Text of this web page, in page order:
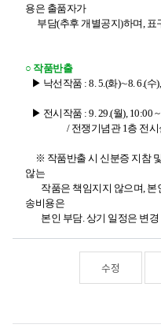
용은 출품자가
부담(추후 개별공지)하며, 표
○ 작품반출
▶ 낙선작품 : 8. 5.(화)∼8. 6.(수
▶ 전시작품 : 9. 29.(월), 10:00 ~
/ 전쟁기념관 1층 전시실
※ 작품반출 시 신분증 지참
않는
작품은 책임지지 않으며, 본
송비용은
본인 부담. 상기 일정은 변경
수정